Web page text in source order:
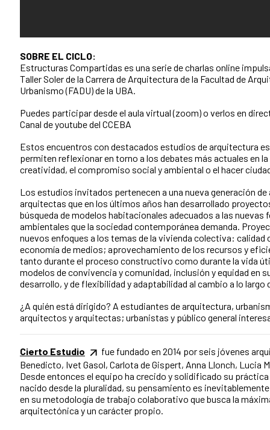
SOBRE EL CICLO:
Estructuras Compartidas es una serie de charlas online
Taller Soler de la Carrera de Arquitectura de la Facultad de
Urbanismo (FADU) de la UBA.
Puedes participar desde el aula virtual (zoom) o verlos en
Canal de youtube del CCEBA
Estos encuentros con destacados estudios de arquitectura
permiten reflexionar en torno a los debates más actuales en
creatividad, el compromiso social y ambiental o el hacer
Los estudios invitados pertenecen a una nueva generación
arquitectas que en los últimos años han desarrollado
búsqueda de modelos habitacionales adecuados a las nuevas
ambientales que la sociedad contemporánea demanda.
nuevos enfoques a los temas de la vivienda colectiva:
economía de medios; aprovechamiento de los recursos y
tanto durante el proceso constructivo como durante la vida
modelos de convivencia y comunidad, inclusión y equidad en
desarrollo, y de flexibilidad y adaptabilidad al cambio a lo
¿A quién está dirigido? A estudiantes de arquitectura,
arquitectos y arquitectas; urbanistas y público general
Cierto Estudio
fue fundado en 2014 por seis jóvenes
Benedicto, Ivet Gasol, Carlota de Gispert, Anna Llonch, Lucia
Desde entonces el equipo ha crecido y solidificado su
nacido desde la pluralidad, su pensamiento es
en su metodología de trabajo colaborativo que busca la
arquitectónica y un carácter propio.